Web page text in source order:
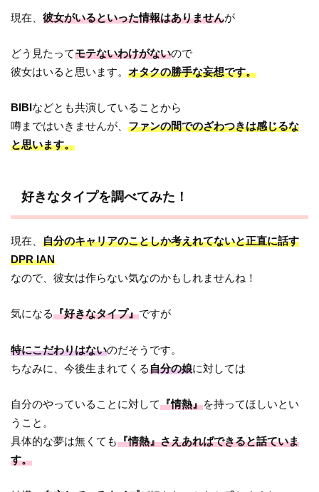
現在、彼女がいるといった情報はありませんが
どう見たってモテないわけがないので
彼女はいると思います。オタクの勝手な妄想です。
BIBIなどとも共演していることから
噂まではいきませんが、ファンの間でのざわつきは感じるな
と思います。
好きなタイプを調べてみた！
現在、自分のキャリアのことしか考えれてないと正直に話す
DPR IAN
なので、彼女は作らない気なのかもしれませんね！
気になる『好きなタイプ』ですが
特にこだわりはないのだそうです。
ちなみに、今後生まれてくる自分の娘に対しては
自分のやっていることに対して『情熱』を持ってほしいとい
うこと。
具体的な夢は無くても『情熱』さえあればできると話ていま
す。